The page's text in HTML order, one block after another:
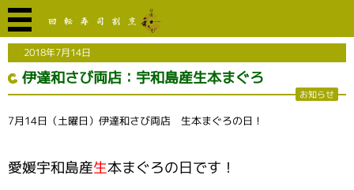
2018年7月14日
伊達和さび両店：宇和島産生本まぐろ
お知らせ
7月14日（土曜日）伊達和さび両店 生本まぐろの日！
愛媛宇和島産生本まぐろの日です！